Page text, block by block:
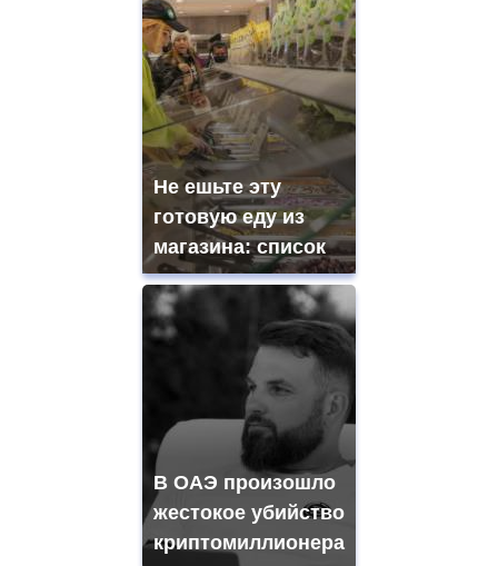
Не ешьте эту
готовую еду из
магазина: список
В ОАЭ произошло
жестокое убийство
криптомиллионера